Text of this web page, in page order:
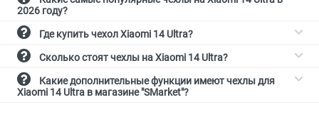
2026 году?
Где купить чехол Xiaomi 14 Ultra?
Сколько стоят чехлы на Xiaomi 14 Ultra?
Xiaomi 14 Ultra в магазине "SMarket"?